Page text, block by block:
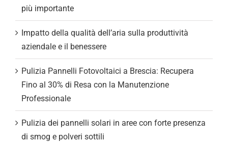
più importante
Impatto della qualità dell’aria sulla produttività
aziendale e il benessere
Pulizia Pannelli Fotovoltaici a Brescia: Recupera
Fino al 30% di Resa con la Manutenzione
Professionale
Pulizia dei pannelli solari in aree con forte presenza
di smog e polveri sottili